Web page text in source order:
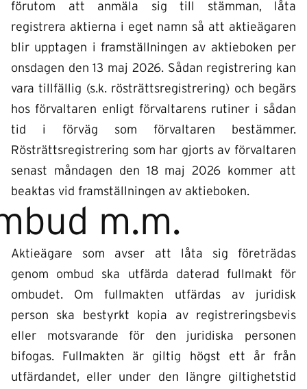
förutom att anmäla sig till stämman, låta
registrera aktierna i eget namn så att aktieägaren
blir upptagen i framställningen av aktieboken per
onsdagen den 13 maj 2026. Sådan registrering kan
vara tillfällig (s.k. rösträttsregistrering) och begärs
hos förvaltaren enligt förvaltarens rutiner i sådan
tid i förväg som förvaltaren bestämmer.
Rösträttsregistrering som har gjorts av förvaltaren
senast måndagen den 18 maj 2026 kommer att
beaktas vid framställningen av aktieboken.
m.m.
Aktieägare som avser att låta sig företrädas
genom ombud ska utfärda daterad fullmakt för
ombudet. Om fullmakten utfärdas av juridisk
person ska bestyrkt kopia av registreringsbevis
eller motsvarande för den juridiska personen
bifogas. Fullmakten är giltig högst ett år från
utfärdandet, eller under den längre giltighetstid